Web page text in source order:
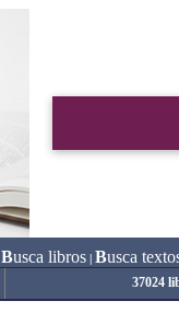
Busca libros| Busca
37024